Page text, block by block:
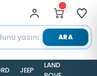
ARA
JEEP
LAND